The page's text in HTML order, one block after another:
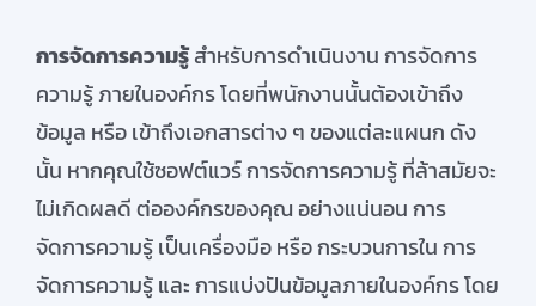
บล็อค
คู่มือ
ดาวน์โหลด
สมัครใช้บริการ
การจัดการความรู้สำหรับการดำเนินงาน การจัดการ
ความรู้ ภายในองค์กรโดยที่พนักงานนั้นต้องเข้าถึง
ข้อมูล หรือเข้าถึงเอกสารต่าง ๆ ของแต่ละแผนกดัง
นั้น หากคุณใช้ซอฟต์แวร์ การจัดการความรู้ ที่ล้าสมัยจะ
ไม่เกิดผลดี ต่อองค์กรของคุณ อย่างแน่นอนการ
จัดการความรู้ เป็นเครื่องมือ หรือ กระบวนการใน การ
จัดการความรู้ และการแบ่งปันข้อมูลภายในองค์กร โดย